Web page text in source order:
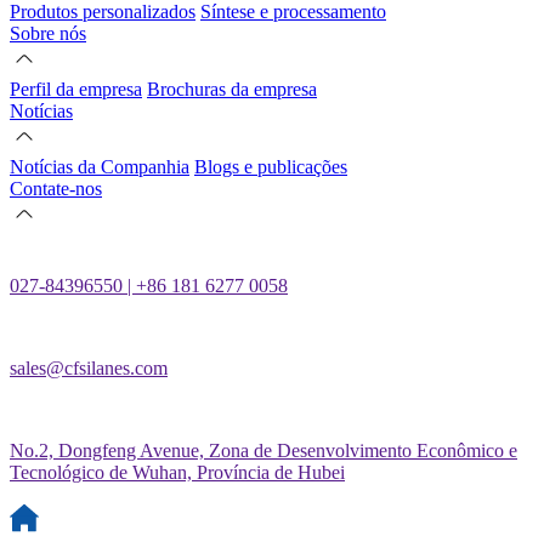
Produtos personalizados Síntese e processamento
Sobre nós
Perfil da empresa Brochuras da empresa
Notícias
Notícias da Companhia Blogs e publicações
Contate-nos
027-84396550 | +86 181 6277 0058
sales@cfsilanes.com
No.2, Dongfeng Avenue, Zona de Desenvolvimento Econômico e
Tecnológico de Wuhan, Província de Hubei